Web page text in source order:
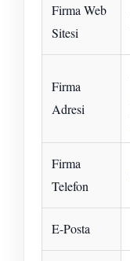
Firma Web
Sitesi
Firma
Adresi
Firma
Telefon
E-Posta